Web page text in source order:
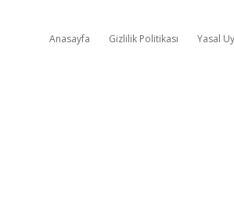
Anasayfa Gizlilik Politikası Yasal